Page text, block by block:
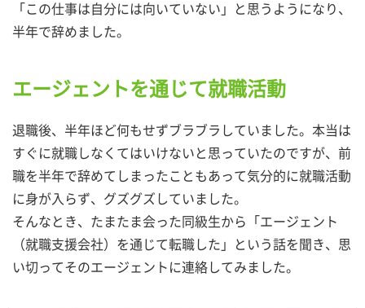
「この仕事は自分には向いていない」と思うようになり、
半年で辞めました。
エージェントを通じて就職活動
退職後、半年ほど何もせずブラブラしていました。本当は
すぐに就職しなくてはいけないと思っていたのですが、前
職を半年で辞めてしまったこともあって気分的に就職活動
に身が入らず、グズグズしていました。
そんなとき、たまたま会った同級生から「エージェント
（就職支援会社）を通じて転職した」という話を聞き、思
い切ってそのエージェントに連絡してみました。